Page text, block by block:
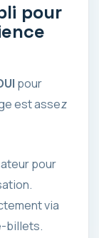
pour
pour
est assez
pour
via
billets.